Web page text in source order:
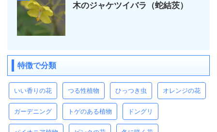
木のジャケツイバラ（蛇結茨）
特徴で分類
いい香りの花 つる性植物 ひっつき虫 オレンジの花
ガーデニング トゲのある植物 ドングリ